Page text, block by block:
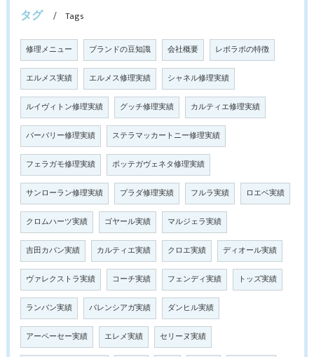
タグ Tags
修理メニュー ブランドの豆知識 会社概要 レボラボの特徴
エルメス実績 エルメス修理実績 シャネル修理実績
ルイヴィトン修理実績 グッチ修理実績 カルティエ修理実績
バーバリー修理実績 ステラマッカートニー修理実績
フェラガモ修理実績 ボッテガヴェネタ修理実績
サンローラン修理実績 プラダ修理実績 フルラ実績 ロエベ実績
クロムハーツ実績 ゴヤール実績 マルジェラ実績
吉田カバン実績 カルティエ実績 クロエ実績 ディオール実績
ヴァレクストラ実績 コーチ実績 フェンディ実績 トッズ実績
ランバン実績 バレンシアガ実績 ダンヒル実績
アーペーセー実績 エレメ実績 セリーヌ実績